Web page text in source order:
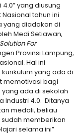
yang diusung
tahun ini
yang diadakan di
Medi Setiawan,
For
Provinsi Lampung,
Hal ini
yang ada di
memotivasi bagi
yang ada di sekolah
4.0. Ditanya
medali, beliau
memberikan
selama ini”